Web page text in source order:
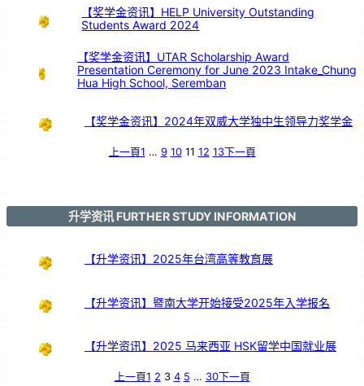
【奖学金资讯】HELP University Outstanding
Students Award 2024
【奖学金资讯】UTAR Scholarship Award
Presentation Ceremony for June 2023 Intake_Chung
Hua High School, Seremban
【奖学金资讯】2024年双威大学独中生领导力奖学金
上一頁1 … 9 10 11 12 13下一頁
升学资讯 FURTHER STUDY INFORMATION
【升学资讯】2025年台湾高等教育展
【升学资讯】暨南大学开始接受2025年入学报名
【升学资讯】2025 马来西亚 HSK留学中国就业展
上一頁1 2 3 4 5 … 30下一頁